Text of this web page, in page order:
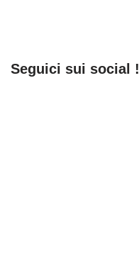
Seguici sui social !